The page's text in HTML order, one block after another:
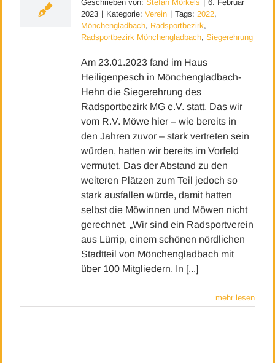
Geschrieben von: Stefan Mörkels | 6. Februar
2023 | Kategorie: Verein | Tags: 2022,
Mönchengladbach, Radsportbezirk,
Radsportbezirk Mönchengladbach, Siegerehrung
Am 23.01.2023 fand im Haus
Heiligenpesch in Mönchengladbach-
Hehn die Siegerehrung des
Radsportbezirk MG e.V. statt. Das wir
vom R.V. Möwe hier – wie bereits in
den Jahren zuvor – stark vertreten sein
würden, hatten wir bereits im Vorfeld
vermutet. Das der Abstand zu den
weiteren Plätzen zum Teil jedoch so
stark ausfallen würde, damit hatten
selbst die Möwinnen und Möwen nicht
gerechnet. „Wir sind ein Radsportverein
aus Lürrip, einem schönen nördlichen
Stadtteil von Mönchengladbach mit
über 100 Mitgliedern. In [...]
mehr lesen